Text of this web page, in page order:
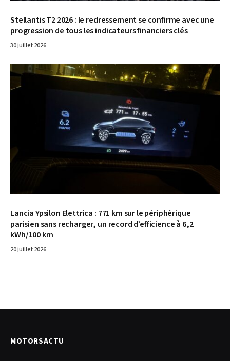
Stellantis T2 2026 : le redressement se confirme avec une
progression de tous les indicateurs financiers clés
30 juillet 2026
© Lancia
Lancia Ypsilon Elettrica : 771 km sur le périphérique
parisien sans recharger, un record d’efficience à 6,2
kWh/100 km
20 juillet 2026
MOTORSACTU